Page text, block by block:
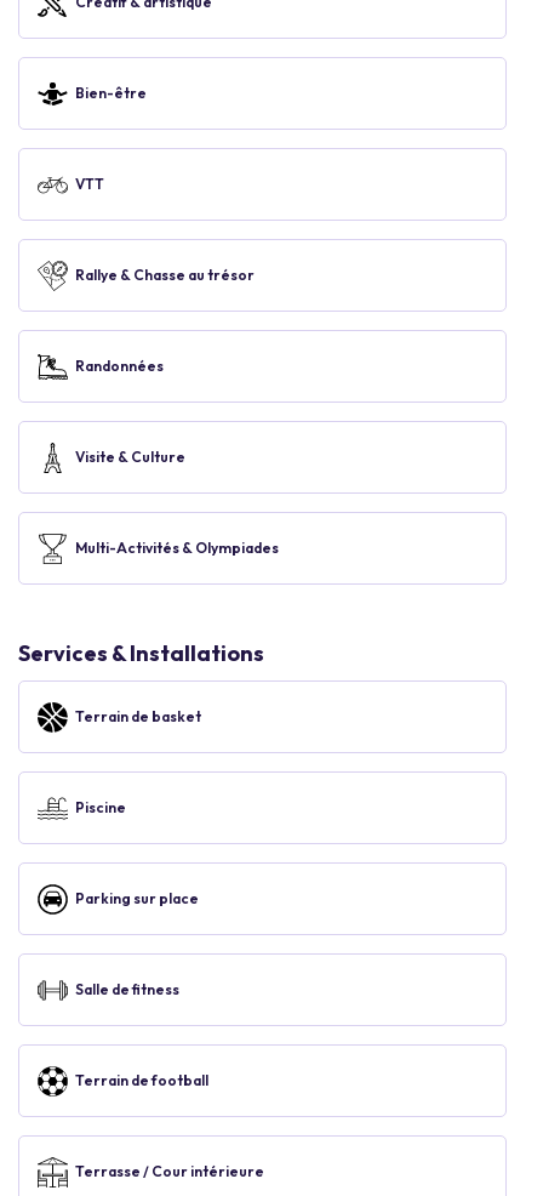
Bien-être
VTT
Rallye & Chasse au trésor
Randonnées
Visite & Culture
Multi-Activités & Olympiades
Services & Installations
Terrain de basket
Piscine
Parking sur place
Salle de fitness
Terrain de football
Terrasse / Cour intérieure